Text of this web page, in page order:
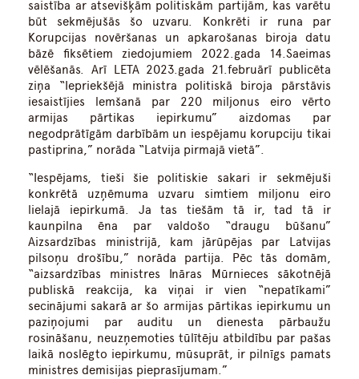
saistība ar atsevišķām politiskām partijām, kas varētu
būt sekmējušās šo uzvaru. Konkrēti ir runa par
Korupcijas novēršanas un apkarošanas biroja datu
bāzē fiksētiem ziedojumiem 2022.gada 14.Saeimas
vēlēšanās. Arī LETA 2023.gada 21.februārī publicēta
ziņa “Iepriekšējā ministra politiskā biroja pārstāvis
iesaistījies lemšanā par 220 miljonus eiro vērto
armijas pārtikas iepirkumu” aizdomas par
negodprātīgām darbībām un iespējamu korupciju tikai
pastiprina,” norāda “Latvija pirmajā vietā”.
“Iespējams, tieši šie politiskie sakari ir sekmējuši
konkrētā uzņēmuma uzvaru simtiem miljonu eiro
lielajā iepirkumā. Ja tas tiešām tā ir, tad tā ir
kaunpilna ēna par valdošo “draugu būšanu”
Aizsardzības ministrijā, kam jārūpējas par Latvijas
pilsoņu drošību,” norāda partija. Pēc tās domām,
“aizsardzības ministres Ināras Mūrnieces sākotnējā
publiskā reakcija, ka viņai ir vien “nepatīkami”
secinājumi sakarā ar šo armijas pārtikas iepirkumu un
paziņojumi par auditu un dienesta pārbaužu
rosināšanu, neuzņemoties tūlītēju atbildību par pašas
laikā noslēgto iepirkumu, mūsuprāt, ir pilnīgs pamats
ministres demisijas pieprasījumam.”